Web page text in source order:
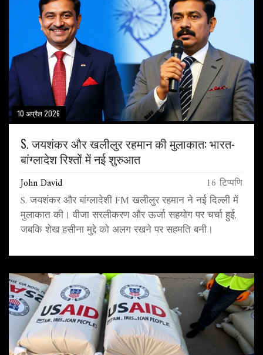
10 अप्रैल 2026
S. जयशंकर और खलीलुर रहमान की मुलाकात: भारत-
बांग्लादेश रिश्तों में नई शुरुआत
John David 16 टिप्पणि
S. जयशंकर और बांग्लादेशी FM खलीलुर रहमान ने नई दिल्ली में
मुलाकात की। वीजा सरलीकरण और ऊर्जा सहयोग पर चर्चा हुई,
जबकि शेख हसीना मुद्दे को अलग रखने पर सहमति बनी।